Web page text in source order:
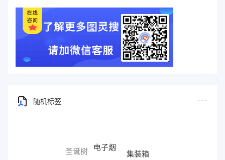
随机标签
圣诞树
电子烟
集装箱